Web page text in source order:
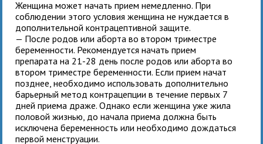
Женщина может начать прием немедленно. При
соблюдении этого условия женщина не нуждается в
дополнительной контрацептивной защите.
— После родов или аборта во втором триместре
беременности. Рекомендуется начать прием
препарата на 21-28 день после родов или аборта во
втором триместре беременности. Если прием начат
позднее, необходимо использовать дополнительно
барьерный метод контрацепции в течение первых 7
дней приема драже. Однако если женщина уже жила
половой жизнью, до начала приема должна быть
исключена беременность или необходимо дождаться
первой менструации.